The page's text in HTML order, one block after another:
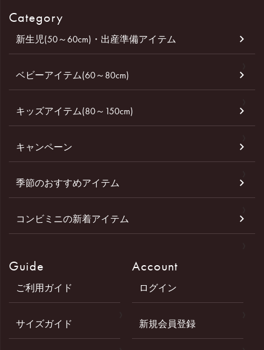
Category
新生児(50～60cm)・出産準備アイテム
ベビーアイテム(60～80cm)
キッズアイテム(80～150cm)
キャンペーン
季節のおすすめアイテム
コンビミニの新着アイテム
Guide
ご利用ガイド
サイズガイド
Account
ログイン
新規会員登録